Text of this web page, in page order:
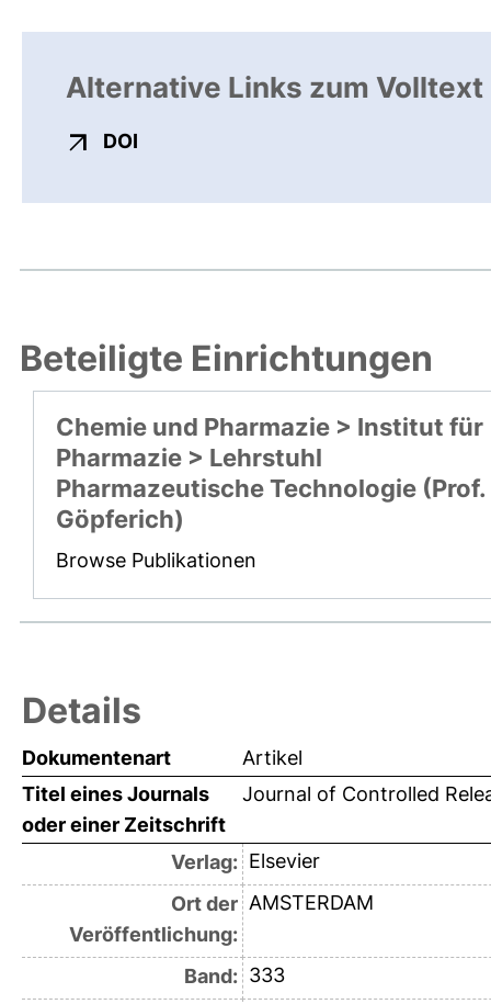
Alternative Links zum Volltext
DOI
Beteiligte Einrichtungen
Chemie und Pharmazie > Institut für
Pharmazie > Lehrstuhl
Pharmazeutische Technologie (Prof.
Göpferich)
Browse Publikationen
Details
Dokumentenart
Artikel
Titel eines Journals
oder einer Zeitschrift
Journal of Controlled
Verlag: Elsevier
Ort der
Veröffentlichung:
AMSTERDAM
Band: 333